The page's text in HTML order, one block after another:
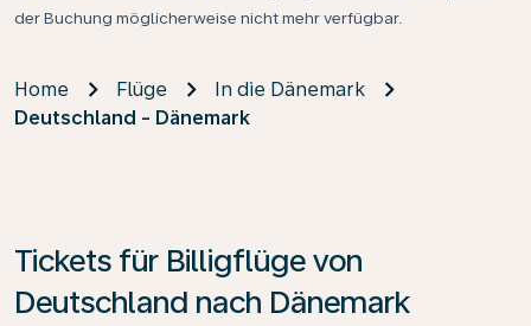
der Buchung möglicherweise nicht mehr verfügbar.
Home Flüge
In die Dänemark
Deutschland - Dänemark
Tickets für Billigflüge von
Deutschland nach Dänemark